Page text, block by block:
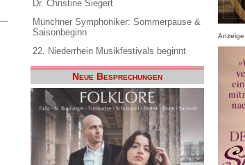
Dr. Christine Siegert
Münchner Symphoniker: Sommerpause &
Saisonbeginn
22. Niederrhein Musikfestivals beginnt
Neue Besprechungen
Anzeige